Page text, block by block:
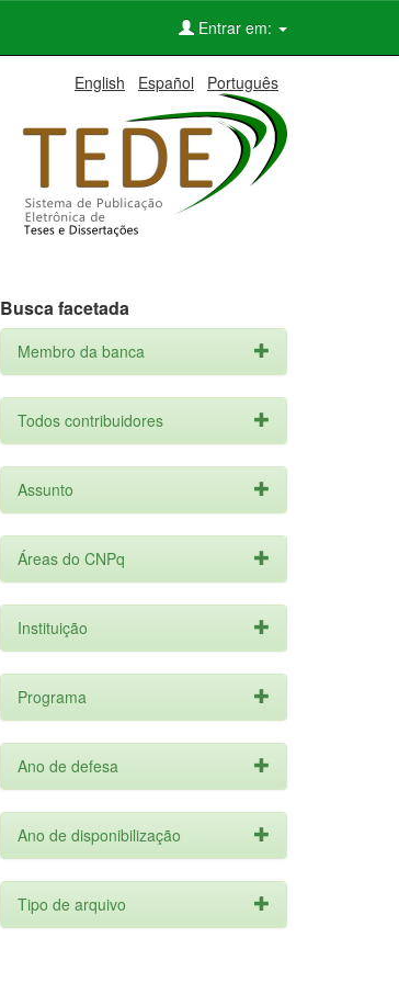
Entrar em:
English Español Português
Busca facetada
Membro da banca
Todos contribuidores
Assunto
Áreas do CNPq
Instituição
Programa
Ano de defesa
Ano de disponibilização
Tipo de arquivo